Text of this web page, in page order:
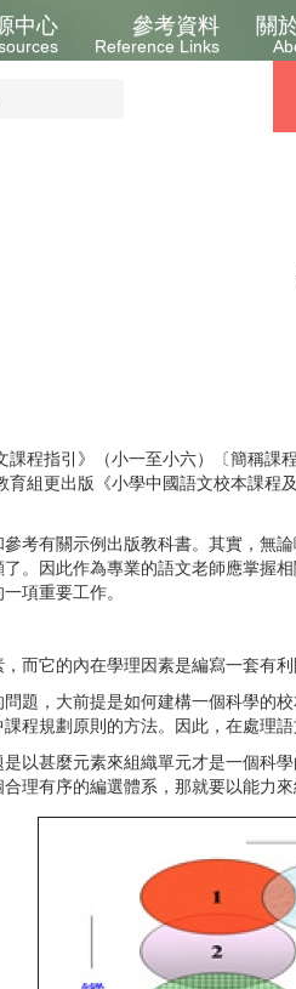
中心 參考資料
Reference Links
關
指引》（小一至小六）〔簡稱課
組更出版《小學中國語文校本課
有關示例出版教科書。其實，無
。因此作為專業的語文老師應掌握
項重要工作。
它的內在學理因素是編寫一套有利
，大前提是如何建構一個科學的校
程規劃原則的方法。因此，在處理
是以甚麼元素來組織單元才是一個科
理有序的編選體系，那就要以能力